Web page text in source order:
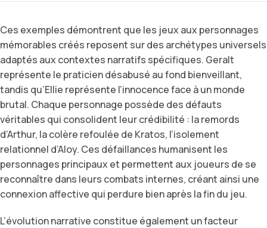
Ces exemples démontrent que les jeux aux personnages
mémorables créés reposent sur des archétypes universels
adaptés aux contextes narratifs spécifiques. Geralt
représente le praticien désabusé au fond bienveillant,
tandis qu’Ellie représente l’innocence face à un monde
brutal. Chaque personnage possède des défauts
véritables qui consolident leur crédibilité : la remords
d’Arthur, la colère refoulée de Kratos, l’isolement
relationnel d’Aloy. Ces défaillances humanisent les
personnages principaux et permettent aux joueurs de se
reconnaître dans leurs combats internes, créant ainsi une
connexion affective qui perdure bien après la fin du jeu.
L’évolution narrative constitue également un facteur